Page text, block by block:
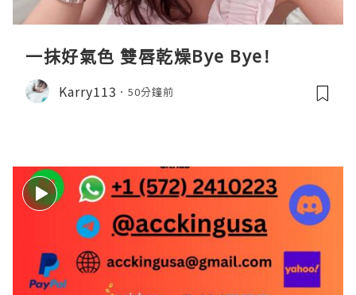
一抹好氣色 雙唇乾燥Bye Bye!
Karry113 50分鐘前